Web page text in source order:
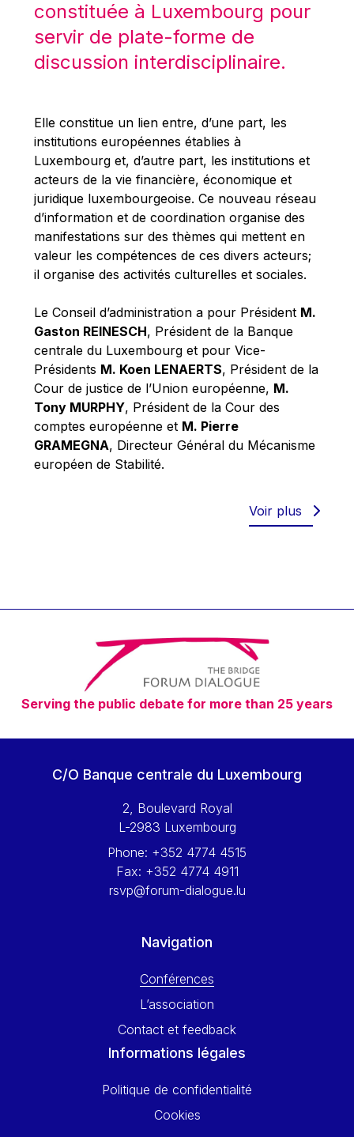
Maroš ŠEFČOVIČ
Martin Bailey
Martine Reicherts
Michael Sohlman
Michel Goedert
Mireille Delmas-Marty
Nobuo Tanaka
Otmar Issing
Paolo Mengozzi
Paschal Donohoe
Pat Cox
Patrizia Nanz
Philippe Maystadt
Pierre Gramegna
Richard Pelly
Robert Goebbels
Robert REYNDERS
Timothy Radcliffe
Vaclav Klaus
Vassilios Skouris
Vítor Manuel da Silva Caldeira
Viviane Reding
Walter Hagg
Wolfgang Ketterle
Yossi Beillin
Yves FRANCHET
constituée à Luxembourg pour
servir de plate-forme de
discussion interdisciplinaire.
Elle constitue un lien entre, d’une part, les
institutions européennes établies à
Luxembourg et, d’autre part, les institutions et
acteurs de la vie financière, économique et
juridique luxembourgeoise. Ce nouveau réseau
d’information et de coordination organise des
manifestations sur des thèmes qui mettent en
valeur les compétences de ces divers acteurs;
il organise des activités culturelles et sociales.
Le Conseil d’administration a pour Président M.
Gaston REINESCH, Président de la Banque
centrale du Luxembourg et pour Vice-
Présidents M. Koen LENAERTS, Président de la
Cour de justice de l’Union européenne, M.
Tony MURPHY, Président de la Cour des
comptes européenne et M. Pierre
GRAMEGNA, Directeur Général du Mécanisme
européen de Stabilité.
Voir plus
Serving the public debate for more than 25 years
C/O Banque centrale du Luxembourg
2, Boulevard Royal
L-2983 Luxembourg
Phone: +352 4774 4515
Fax: +352 4774 4911
rsvp@forum-dialogue.lu
Navigation
Conférences
L’association
Contact et feedback
Informations légales
Politique de confidentialité
Cookies